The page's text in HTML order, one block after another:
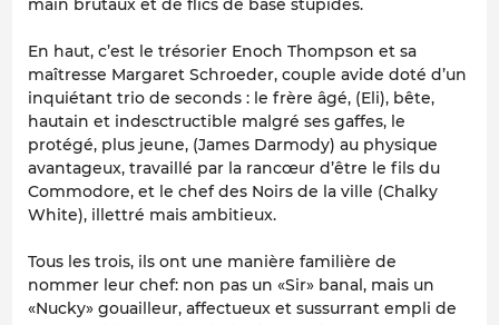
main brutaux et de flics de base stupides.
En haut, c’est le trésorier Enoch Thompson et sa
maîtresse Margaret Schroeder, couple avide doté d’un
inquiétant trio de seconds : le frère âgé, (Eli), bête,
hautain et indesctructible malgré ses gaffes, le
protégé, plus jeune, (James Darmody) au physique
avantageux, travaillé par la rancœur d’être le fils du
Commodore, et le chef des Noirs de la ville (Chalky
White), illettré mais ambitieux.
Tous les trois, ils ont une manière familière de
nommer leur chef: non pas un «Sir» banal, mais un
«Nucky» gouailleur, affectueux et sussurrant empli de